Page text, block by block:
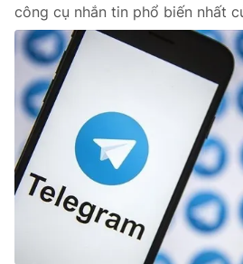
công cụ nhắn tin phổ biến nhất